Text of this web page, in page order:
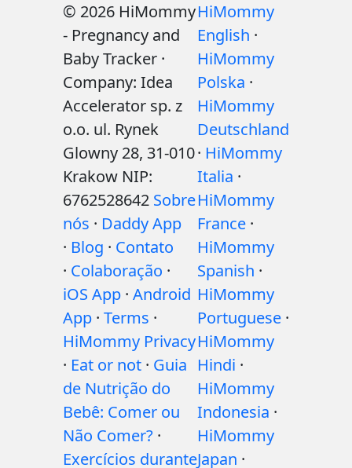
© 2026 HiMommy
- Pregnancy and
Baby Tracker ·
Company: Idea
Accelerator sp. z
o.o. ul. Rynek
Glowny 28, 31-010
Krakow NIP:
6762528642 Sobre
nós · Daddy App
· Blog · Contato
· Colaboração ·
iOS App · Android
App · Terms ·
HiMommy Privacy
· Eat or not · Guia
de Nutrição do
Bebê: Comer ou
Não Comer? ·
Exercícios durante
HiMommy
English ·
HiMommy
Polska ·
HiMommy
Deutschland
· HiMommy
Italia ·
HiMommy
France ·
HiMommy
Spanish ·
HiMommy
Portuguese ·
HiMommy
Hindi ·
HiMommy
Indonesia ·
HiMommy
Japan ·